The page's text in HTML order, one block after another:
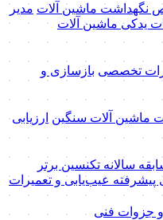
نگهداشت ماشین آلات مدیر
ماشین آلات
تخصصی بازسازی و
ماشین آلات سنگین ارزیابی
سالانه تکنسین برتر
پیشرفته عیب‌یابی و تعمیرات
جزوات فنی